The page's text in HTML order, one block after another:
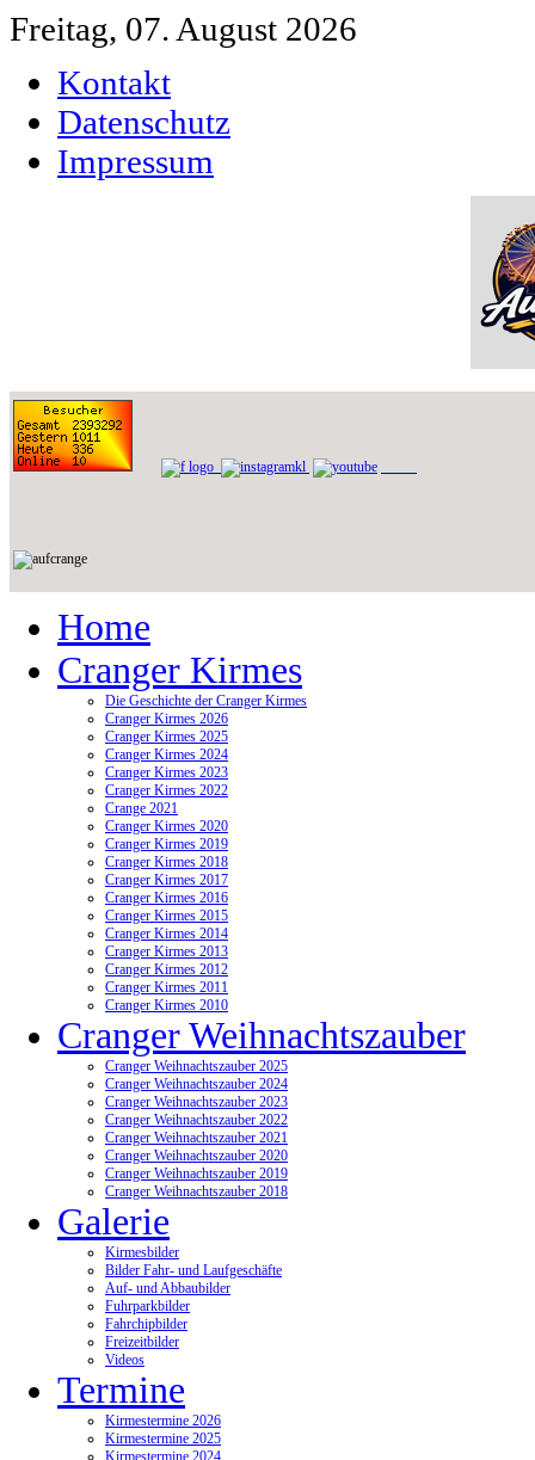
Freitag, 07. August 2026
Kontakt
Datenschutz
Impressum
Home
Cranger Kirmes
Die Geschichte der Cranger Kirmes
Cranger Kirmes 2026
Cranger Kirmes 2025
Cranger Kirmes 2024
Cranger Kirmes 2023
Cranger Kirmes 2022
Crange 2021
Cranger Kirmes 2020
Cranger Kirmes 2019
Cranger Kirmes 2018
Cranger Kirmes 2017
Cranger Kirmes 2016
Cranger Kirmes 2015
Cranger Kirmes 2014
Cranger Kirmes 2013
Cranger Kirmes 2012
Cranger Kirmes 2011
Cranger Kirmes 2010
Cranger Weihnachtszauber
Cranger Weihnachtszauber 2025
Cranger Weihnachtszauber 2024
Cranger Weihnachtszauber 2023
Cranger Weihnachtszauber 2022
Cranger Weihnachtszauber 2021
Cranger Weihnachtszauber 2020
Cranger Weihnachtszauber 2019
Cranger Weihnachtszauber 2018
Galerie
Kirmesbilder
Bilder Fahr- und Laufgeschäfte
Auf- und Abbaubilder
Fuhrparkbilder
Fahrchipbilder
Freizeitbilder
Videos
Termine
Kirmestermine 2026
Kirmestermine 2025
Kirmestermine 2024